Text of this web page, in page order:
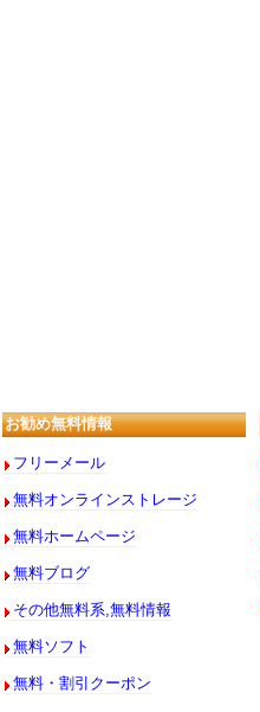
お勧め無料情報
フリーメール
無料オンラインストレージ
無料ホームページ
無料ブログ
その他無料系,無料情報
無料ソフト
無料・割引クーポン